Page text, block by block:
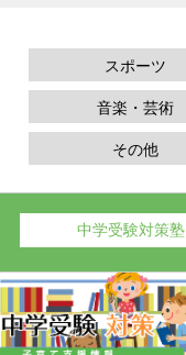
スポーツ
音楽・芸術
その他
中学受験対策塾